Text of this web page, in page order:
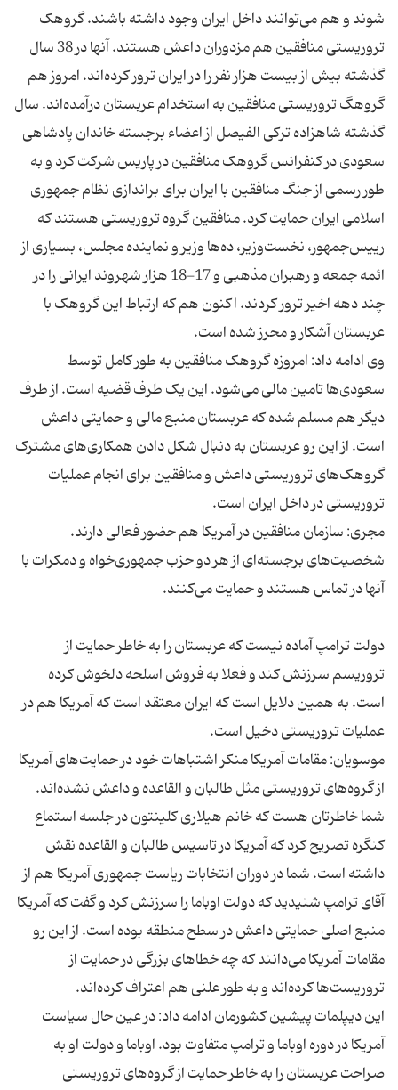
شوند و هم می‌توانند داخل ایران وجود داشته باشند. گروهک
تروریستی منافقین هم مزدوران داعش هستند. آنها در 38 سال
گذشته بیش از بیست هزار نفر را در ایران ترور کرده‌اند. امروز هم
گروهگ تروریستی منافقین به استخدام عربستان درآمده‌اند. سال
گذشته شاهزاده ترکی الفیصل از اعضاء برجسته خاندان پادشاهی
سعودی در کنفرانس گروهک منافقین در پاریس شرکت کرد و به
طور رسمی از جنگ منافقین با ایران برای براندازی نظام جمهوری
اسلامی ایران حمایت کرد. منافقین گروه تروریستی هستند که
رییس‌جمهور، نخست‌وزیر، ده‌ها وزیر و نماینده مجلس، بسیاری از
ائمه جمعه و رهبران مذهبی و 17-18 هزار شهروند ایرانی را در
چند دهه اخیر ترور کردند. اکنون هم که ارتباط این گروهک با
وی ادامه داد: امروزه گروهک منافقین به طور کامل توسط
سعودی‌ها تامین مالی می‌شود. این یک طرف قضیه است. از طرف
دیگر هم مسلم شده که عربستان منبع مالی و حمایتی داعش
است. از این رو عربستان به دنبال شکل دادن همکاری‌های مشترک
گروهک‌های تروریستی داعش و منافقین برای انجام عملیات
مجری: سازمان منافقین در آمریکا هم حضور فعالی دارند.
شخصیت‌های برجسته‌ای از هر دو حزب جمهوری‌خواه و دمکرات با
دولت ترامپ آماده نیست که عربستان را به خاطر حمایت از
تروریسم سرزنش کند و فعلا به فروش اسلحه دلخوش کرده
است. به همین دلایل است که ایران معتقد است که آمریکا هم در
موسویان: مقامات آمریکا منکر اشتباهات خود در حمایت‌های آمریکا
از گروه‌های تروریستی مثل طالبان و القاعده و داعش نشده‌اند.
شما خاطرتان هست که خانم هیلاری کلینتون در جلسه استماع
کنگره تصریح کرد که آمریکا در تاسیس طالبان و القاعده نقش
داشته است. شما در دوران انتخابات ریاست جمهوری آمریکا هم از
آقای ترامپ شنیدید که دولت اوباما را سرزنش کرد و گفت که آمریکا
منبع اصلی حمایتی داعش در سطح منطقه بوده است. از این رو
مقامات آمریکا می‌دانند که چه خطاهای بزرگی در حمایت از
این دیپلمات پیشین کشورمان ادامه داد: در عین حال سیاست
آمریکا در دوره اوباما و ترامپ متفاوت بود. اوباما و دولت او به
صراحت عربستان را به خاطر حمایت از گروه‌های تروریستی